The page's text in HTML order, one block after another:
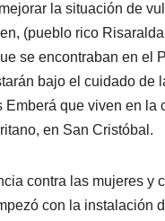
la situación de
(pueblo rico
se encontraban en el
bajo el cuidado de
que viven en la
en San Cristóbal.
contra las mujeres y
con la instalación